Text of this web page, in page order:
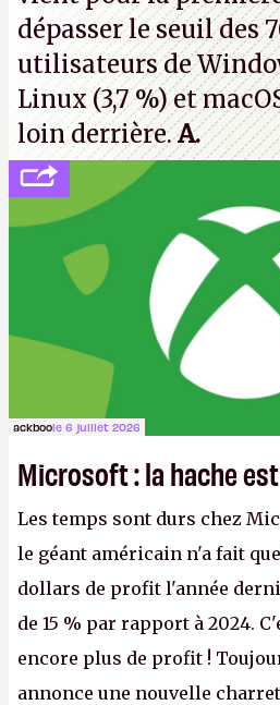
dépasser le seuil des
utilisateurs de
Linux (3,7 %) et
loin derrière.A.
ackboole 6 juillet 2026
Microsoft : la hache
Les temps sont durs chez
le géant américain n'a fait
dollars de profit l'année
de 15 % par rapport à 2024.
encore plus de profit !
annonce une nouvelle